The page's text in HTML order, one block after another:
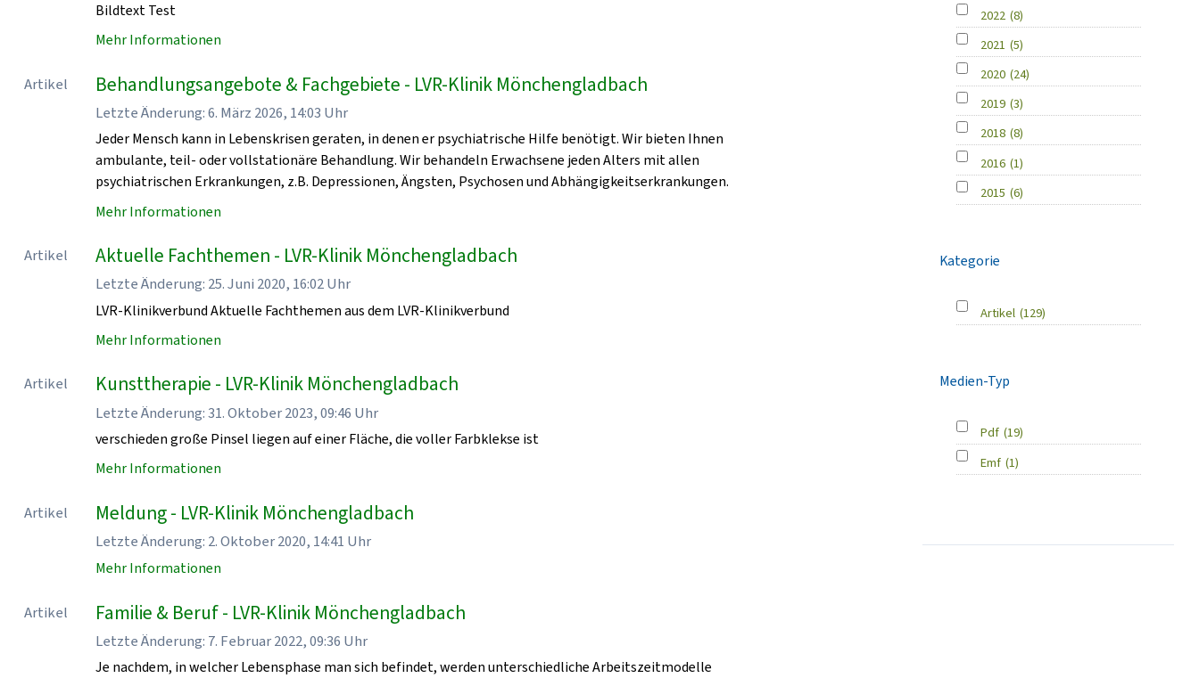
Bildtext Test
Mehr Informationen
Artikel Behandlungsangebote & Fachgebiete - LVR-Klinik Mönchengladbach
Letzte Änderung: 6. März 2026, 14:03 Uhr
Jeder Mensch kann in Lebenskrisen geraten, in denen er psychiatrische Hilfe benötigt. Wir bieten Ihnen
ambulante, teil- oder vollstationäre Behandlung. Wir behandeln Erwachsene jeden Alters mit allen
psychiatrischen Erkrankungen, z.B. Depressionen, Ängsten, Psychosen und Abhängigkeitserkrankungen.
Mehr Informationen
Artikel Aktuelle Fachthemen - LVR-Klinik Mönchengladbach
Letzte Änderung: 25. Juni 2020, 16:02 Uhr
LVR-Klinikverbund Aktuelle Fachthemen aus dem LVR-Klinikverbund
Mehr Informationen
Artikel Kunsttherapie - LVR-Klinik Mönchengladbach
Letzte Änderung: 31. Oktober 2023, 09:46 Uhr
verschieden große Pinsel liegen auf einer Fläche, die voller Farbklekse ist
Mehr Informationen
Artikel Meldung - LVR-Klinik Mönchengladbach
Letzte Änderung: 2. Oktober 2020, 14:41 Uhr
Mehr Informationen
Artikel Familie & Beruf - LVR-Klinik Mönchengladbach
Letzte Änderung: 7. Februar 2022, 09:36 Uhr
Je nachdem, in welcher Lebensphase man sich befindet, werden unterschiedliche Arbeitszeitmodelle
2022 (8)
2021 (5)
2020 (24)
2019 (3)
2018 (8)
2016 (1)
2015 (6)
Kategorie
Artikel (129)
Medien-Typ
Pdf (19)
Emf (1)